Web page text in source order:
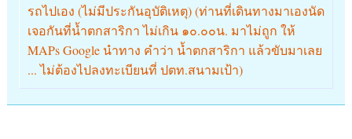
รถไปเอง (ไม่มีประกันอุบัติเหตุ) (ท่านที่เดินทางมาเองนัด
เจอกันที่น้ำตกสาริกา ไม่เกิน ๑๐.๐๐น. มาไม่ถูก ให้
MAPs Google นำทาง คำว่า น้ำตกสาริกา แล้วขับมาเลย
... ไม่ต้องไปลงทะเบียนที่ ปตท.สนามเป้า)